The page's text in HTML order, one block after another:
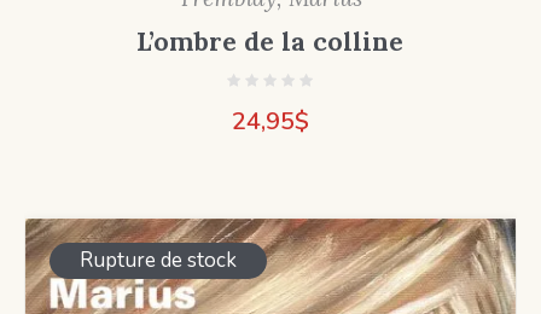
L’ombre de la colline
24,95$
Rupture de stock